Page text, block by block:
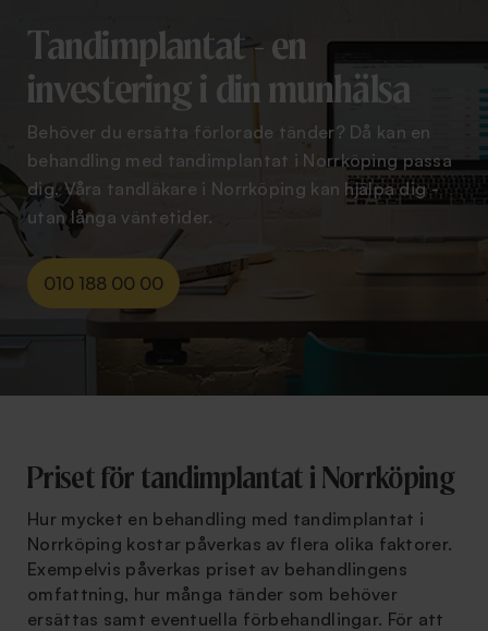
Tandimplantat - en
investering i din munhälsa
Behöver du ersätta förlorade tänder? Då kan en
behandling med tandimplantat i Norrköping passa
dig. Våra tandläkare i Norrköping kan hjälpa dig -
utan långa väntetider.
010 188 00 00
Priset för tandimplantat i Norrköping
Hur mycket en behandling med tandimplantat i
Norrköping kostar påverkas av flera olika faktorer.
Exempelvis påverkas priset av behandlingens
omfattning, hur många tänder som behöver
ersättas samt eventuella förbehandlingar. För att